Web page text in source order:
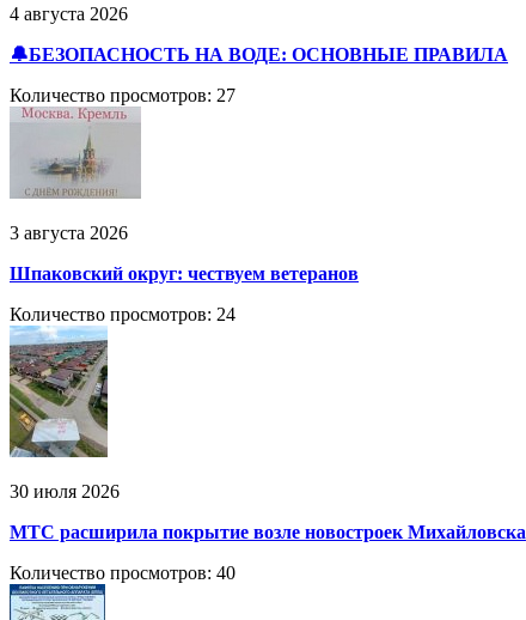
4 августа 2026
🔔БЕЗОПАСНОСТЬ НА ВОДЕ: ОСНОВНЫЕ ПРАВИЛА
Количество просмотров: 27
3 августа 2026
Шпаковский округ: чествуем ветеранов
Количество просмотров: 24
30 июля 2026
МТС расширила покрытие возле новостроек Михайловска
Количество просмотров: 40